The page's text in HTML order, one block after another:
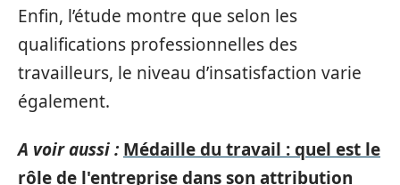
Enfin, l’étude montre que selon les
qualifications professionnelles des
travailleurs, le niveau d’insatisfaction varie
également.
A voir aussi : Médaille du travail : quel est le
rôle de l'entreprise dans son attribution